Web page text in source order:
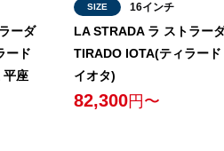
ーダ
ード
平座
SIZE 16インチ
LA STRADA ラ ストラー
TIRADO IOTA(ティラード
イオタ)
82,300円〜